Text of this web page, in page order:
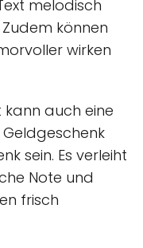
melodisch
können
wirken
kann auch eine
sein. Es verleiht
Note und
frisch